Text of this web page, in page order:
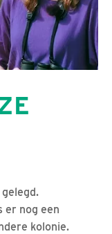
er nog een
kolonie.